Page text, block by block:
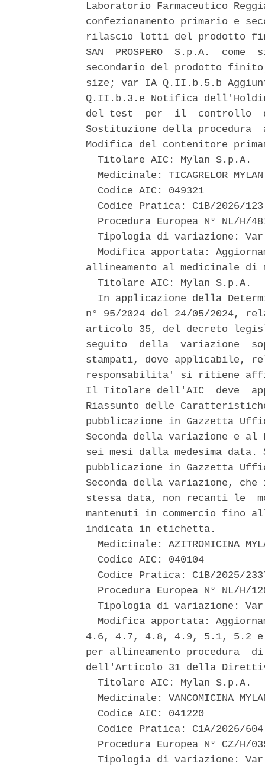
Laboratorio Farmaceutico
confezionamento primario e
rilascio lotti del prodotto
SAN  PROSPERO  S.p.A.
secondario del prodotto
size; var IA Q.II.b.5.b
Q.II.b.3.e Notifica
del test  per  il  controllo
Sostituzione della
Modifica del contenitore
  Titolare AIC: Mylan S.p.A.
Medicinale: TICAGRELOR
  Codice AIC: 049321
Codice Pratica: C1B/2026/
Procedura Europea N° NL/H/
Tipologia di variazione:
Modifica apportata:
allineamento al medicinale
  Titolare AIC: Mylan S.p.A.
In applicazione della
n° 95/2024 del 24/05/2024,
articolo 35, del decreto
seguito  della  variazione
stampati, dove applicabile,
responsabilita' si ritiene
Il Titolare dell'AIC  deve
Riassunto delle
pubblicazione in Gazzetta
Seconda della variazione e
sei mesi dalla medesima
pubblicazione in Gazzetta
Seconda della variazione,
stessa data, non recanti le
mantenuti in commercio fino
indicata in etichetta.
Medicinale: AZITROMICINA
  Codice AIC: 040104
Codice Pratica: C1B/2025/
Procedura Europea N° NL/H/
Tipologia di variazione:
Modifica apportata:
4.6, 4.7, 4.8, 4.9, 5.1, 5.2 e
per allineamento procedura
dell'Articolo 31 della
  Titolare AIC: Mylan S.p.A.
Medicinale: VANCOMICINA
  Codice AIC: 041220
Codice Pratica: C1A/2026/
Procedura Europea N° CZ/H/
Tipologia di variazione: